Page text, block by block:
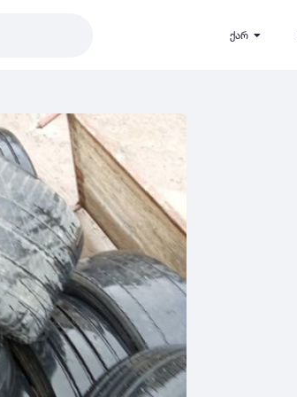
ქარ
5
10 -100 100 -500
1000 - 3000 3000 -5000
2027
2026
2025
2023
2022
2021